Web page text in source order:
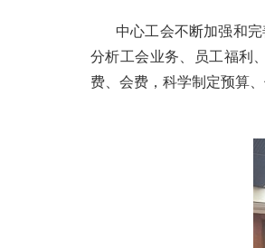
中心工会不断加强和
分析工会业务、员工福利
费、会费，科学制定预算